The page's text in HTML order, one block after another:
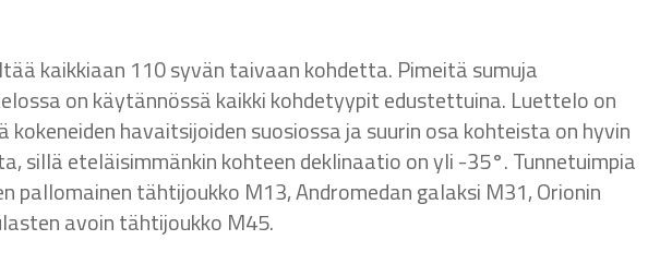
kaikkiaan 110 syvän taivaan kohdetta. Pimeitä sumuja
on käytännössä kaikki kohdetyypit edustettuina. Luettelo on
havaitsijoiden suosiossa ja suurin osa kohteista on hyvin
sillä eteläisimmänkin kohteen deklinaatio on yli -35°. Tunnetuimpia
pallomainen tähtijoukko M13, Andromedan galaksi M31, Orionin
avoin tähtijoukko M45.